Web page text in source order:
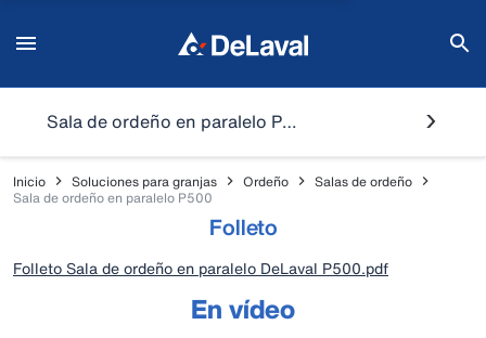
Sala de ordeño en paralelo P500
Inicio Soluciones para granjas Ordeño
Salas de ordeño
Sala de ordeño en paralelo P500
Folleto
Folleto Sala de ordeño en paralelo DeLaval P500.pdf
En vídeo